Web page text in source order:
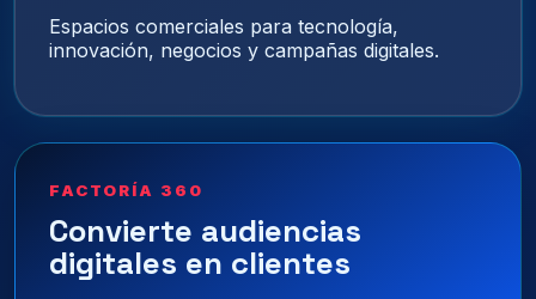
Espacios comerciales para tecnología,
innovación, negocios y campañas digitales.
FACTORÍA 360
Convierte audiencias
digitales en clientes